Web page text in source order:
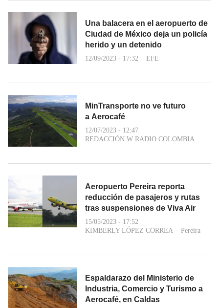
Una balacera en el aeropuerto de
Ciudad de México deja un policía
herido y un detenido
12/09/2023 - 17:32 EFE
MinTransporte no ve futuro
a Aerocafé
12/07/2023 - 12:47
REDACCIÓN W RADIO COLOMBIA
Aeropuerto Pereira reporta
reducción de pasajeros y rutas
tras suspensiones de Viva Air
15/05/2023 - 17:52
KIMBERLY LÓPEZ CORREA
Pereira
Espaldarazo del Ministerio de
Industria, Comercio y Turismo a
Aerocafé, en Caldas